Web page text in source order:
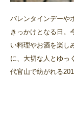
バレンタインデーや
きっかけとなる日。
い料理やお酒を楽し
に、大切な人とゆっ
代官山で紡がれる